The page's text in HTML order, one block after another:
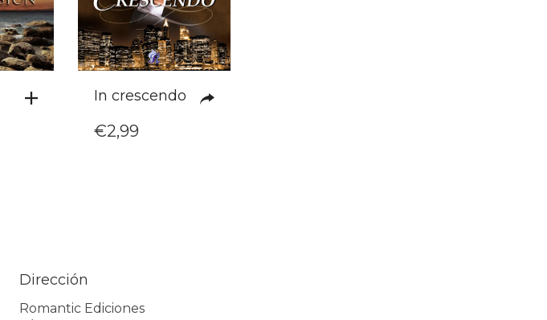
In crescendo
€2,99
Dirección
Romantic Ediciones